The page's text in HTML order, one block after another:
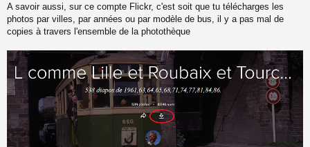
A savoir aussi, sur ce compte Flickr, c'est soit que tu télécharges les
photos par villes, par années ou par modèle de bus, il y a pas mal de
copies à travers l'ensemble de la photothèque